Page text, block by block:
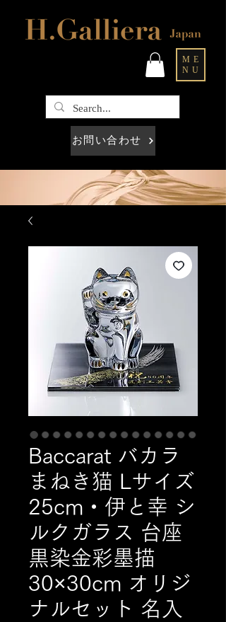
ME
NU
お問い合わせ
Baccarat バカラ
まねき猫 Lサイズ
25cm・伊と幸 シ
ルクガラス 台座
黒染金彩墨描
30×30cm オリジ
ナルセット 名入